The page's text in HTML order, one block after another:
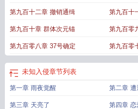
笔趣阁5200未知入侵物联盟用英语怎么说未知人
知入侵百度百科 未知入侵by奇书网免费阅读未知
笔趣阁最新章节TXT未知生物入侵电影 未知入侵
侵电子书txt完整版未知入侵笔趣阁无错版进入未
侵免费全文阅读5200未知入侵 无防盗免费
趣阁关于未知生物入侵的电影未知生物入侵进
侵笔趣阁免费阅读无弹窗
未知入侵 笔趣阁在线阅
侵起点
第九百十二章 撤销通缉 第九百十
第九百十章 群体次元锚 第九百零
第九百零八章 37号确定 第九百零
未知入侵章节列表
第一章 雨夜觉醒 第二章 遭
第三章 天亮了 第四章 恋